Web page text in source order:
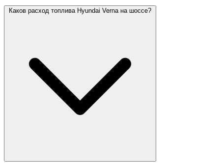
Каков расход топлива Hyundai Verna на шоссе?